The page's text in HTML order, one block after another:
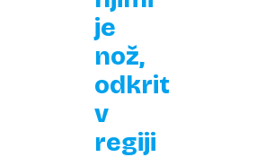
je
nož,
odkrit
v
regiji